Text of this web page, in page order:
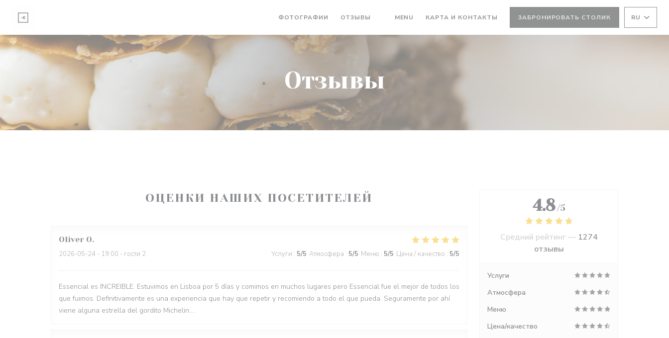
ФОТОГРАФИИ ОТЗЫВЫ MENU ((ОТКРЫВАЕТСЯ В НОВОМ ОКНЕ))
КАРТА И КОНТАКТЫ ЗАБРОНИРОВАТЬ СТОЛИК RU
Отзывы
ОЦЕНКИ НАШИХ ПОСЕТИТЕЛЕЙ
Oliver O
2026-05-24 - 19:00 - гости 2 Услуги : 5/5 Атмосфера : 5/5 Меню : 5/5 Цена / качество : 5/5
Essencial es INCREIBLE. Estuvimos en Lisboa por 5 días y comimos en muchos lugares pero Essencial fue el mejor de todos los
que fuimos. Definitivamente es una experiencia que hay que repetir y recomiendo a todo el que pueda. Seguramente por ahí
viene alguna estrella del gordito Michelin....
4.8 /5
Средний рейтинг — 1274
отзывы
Услуги
Атмосфера
Меню
Цена/качество